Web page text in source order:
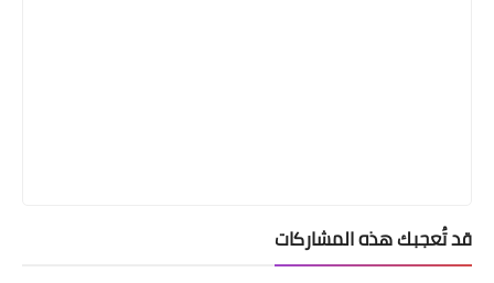
قد تُعجبك هذه المشاركات